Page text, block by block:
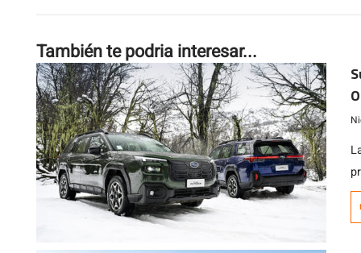
También te podria interesar...